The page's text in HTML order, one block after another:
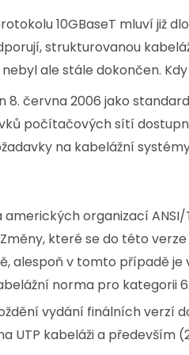
10GBaseT mluví již
strukturovanou
ale stále dokončen.
června 2006 jako
počítačových sítí
na kabelážní
organizací
které se do této
alespoň v tomto případě
norma pro kategorii
vydání finálních verzí
UTP kabeláži a především